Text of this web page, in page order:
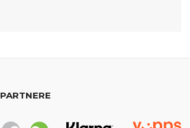
PARTNERE